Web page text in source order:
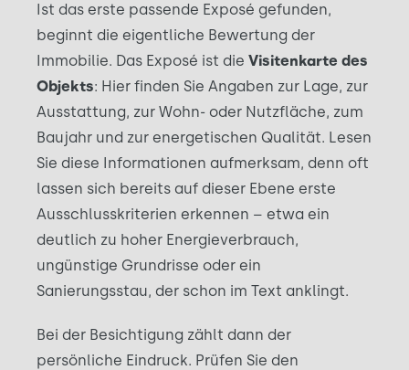
Ist das erste passende Exposé gefunden,
beginnt die eigentliche Bewertung der
Immobilie. Das Exposé ist die Visitenkarte des
Objekts: Hier finden Sie Angaben zur Lage, zur
Ausstattung, zur Wohn- oder Nutzfläche, zum
Baujahr und zur energetischen Qualität. Lesen
Sie diese Informationen aufmerksam, denn oft
lassen sich bereits auf dieser Ebene erste
Ausschlusskriterien erkennen – etwa ein
deutlich zu hoher Energieverbrauch,
ungünstige Grundrisse oder ein
Sanierungsstau, der schon im Text anklingt.
Bei der Besichtigung zählt dann der
persönliche Eindruck. Prüfen Sie den